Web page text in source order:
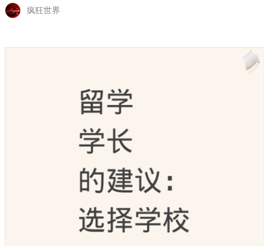
疯狂世界